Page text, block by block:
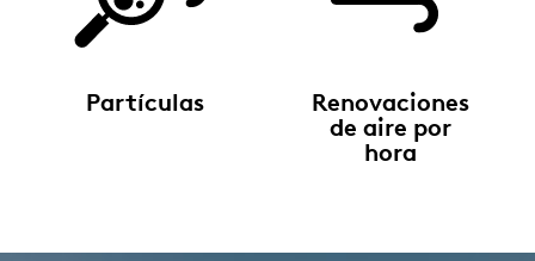
Partículas
Renovaciones
de aire por
hora